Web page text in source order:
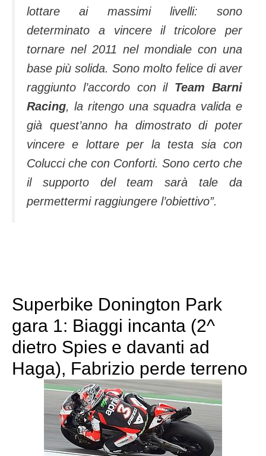
lottare ai massimi livelli: sono
determinato a vincere il tricolore per
tornare nel 2011 nel mondiale con una
base più solida. Sono molto felice di aver
raggiunto l’accordo con il Team Barni
Racing, la ritengo una squadra valida e
già quest’anno ha dimostrato di poter
vincere e lottare per la testa sia con
Colucci che con Conforti. Sono certo che
il supporto del team sarà tale da
permettermi raggiungere l’obiettivo”.
Superbike Donington Park
gara 1: Biaggi incanta (2^
dietro Spies e davanti ad
Haga), Fabrizio perde terreno